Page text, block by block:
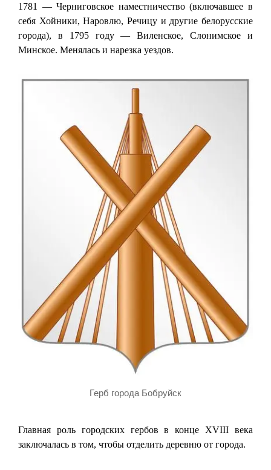
1781 — Черниговское наместничество (включавшее в
себя Хойники, Наровлю, Речицу и другие белорусские
города), в 1795 году — Виленское, Слонимское и
Минское. Менялась и нарезка уездов.
Герб города Бобруйск
Главная роль городских гербов в конце XVIII века
заключалась в том, чтобы отделить деревню от города.